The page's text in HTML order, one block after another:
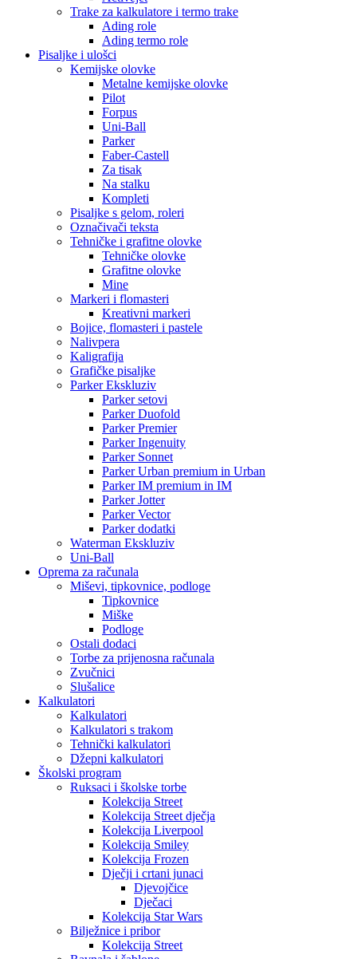
Trake za kalkulatore i termo trake
Ading role
Ading termo role
Pisaljke i ulošci
Kemijske olovke
Metalne kemijske olovke
Pilot
Forpus
Uni-Ball
Parker
Faber-Castell
Za tisak
Na stalku
Kompleti
Pisaljke s gelom, roleri
Označivači teksta
Tehničke i grafitne olovke
Tehničke olovke
Grafitne olovke
Mine
Markeri i flomasteri
Kreativni markeri
Bojice, flomasteri i pastele
Nalivpera
Kaligrafija
Grafičke pisaljke
Parker Ekskluziv
Parker setovi
Parker Duofold
Parker Premier
Parker Ingenuity
Parker Sonnet
Parker Urban premium in Urban
Parker IM premium in IM
Parker Jotter
Parker Vector
Parker dodatki
Waterman Ekskluziv
Uni-Ball
Oprema za računala
Miševi, tipkovnice, podloge
Tipkovnice
Miške
Podloge
Ostali dodaci
Torbe za prijenosna računala
Zvučnici
Slušalice
Kalkulatori
Kalkulatori
Kalkulatori s trakom
Tehnički kalkulatori
Džepni kalkulatori
Školski program
Ruksaci i školske torbe
Kolekcija Street
Kolekcija Street dječja
Kolekcija Liverpool
Kolekcija Smiley
Kolekcija Frozen
Dječji i crtani junaci
Djevojčice
Dječaci
Kolekcija Star Wars
Bilježnice i pribor
Kolekcija Street